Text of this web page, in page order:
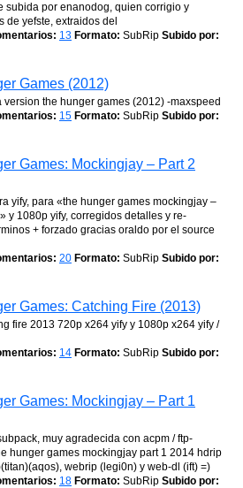
subida por enanodog, quien corrigio y
de yefste, extraidos del
13 Formato: SubRip Subido por:
Games (2012)
version the hunger games (2012) -maxspeed
15 Formato: SubRip Subido por:
Games: Mockingjay – Part 2
yify, para «the hunger games mockingjay –
y 1080p yify, corregidos detalles y re-
+ forzado gracias oraldo por el source
20 Formato: SubRip Subido por:
Games: Catching Fire (2013)
fire 2013 720p x264 yify y 1080p x264 yify /
14 Formato: SubRip Subido por:
Games: Mockingjay – Part 1
muy agradecida con acpm / ftp-
hunger games mockingjay part 1 2014 hdrip
webrip (legi0n) y web-dl (ift) =)
18 Formato: SubRip Subido por: